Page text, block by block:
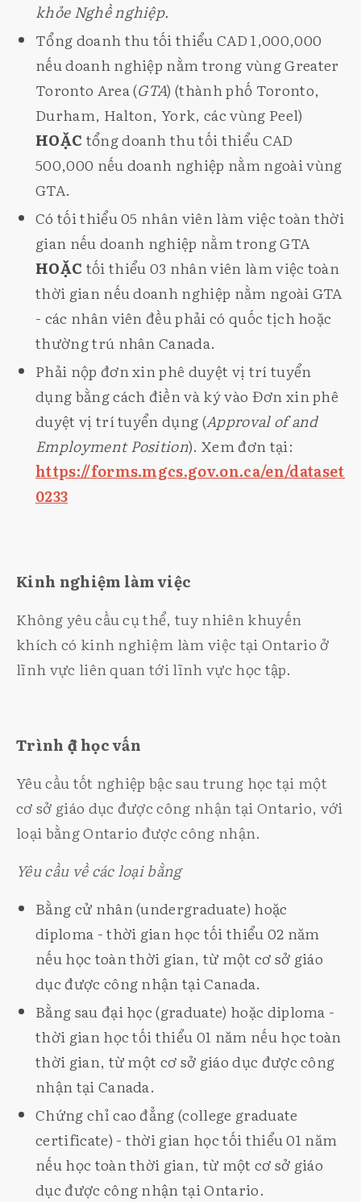
khỏe Nghề nghiệp.
Tổng doanh thu tối thiểu CAD 1,000,000
nếu doanh nghiệp nằm trong vùng Greater
Toronto Area (GTA) (thành phố Toronto,
Durham, Halton, York, các vùng Peel)
HOẶC tổng doanh thu tối thiểu CAD
500,000 nếu doanh nghiệp nằm ngoài vùng
GTA.
Có tối thiểu 05 nhân viên làm việc toàn thời
gian nếu doanh nghiệp nằm trong GTA
HOẶC tối thiểu 03 nhân viên làm việc toàn
thời gian nếu doanh nghiệp nằm ngoài GTA
- các nhân viên đều phải có quốc tịch hoặc
thường trú nhân Canada.
Phải nộp đơn xin phê duyệt vị trí tuyển
dụng bằng cách điền và ký vào Đơn xin phê
duyệt vị trí tuyển dụng (Approval of and
Employment Position). Xem đơn tại:
https://forms.mgcs.gov.on.ca/en/dataset/
0233
Kinh nghiệm làm việc
Không yêu cầu cụ thể, tuy nhiên khuyến
khích có kinh nghiệm làm việc tại Ontario ở
lĩnh vực liên quan tới lĩnh vực học tập.
Trình độ học vấn
Yêu cầu tốt nghiệp bậc sau trung học tại một
cơ sở giáo dục được công nhận tại Ontario, với
loại bằng Ontario được công nhận.
Yêu cầu về các loại bằng
Bằng cử nhân (undergraduate) hoặc
diploma - thời gian học tối thiểu 02 năm
nếu học toàn thời gian, từ một cơ sở giáo
dục được công nhận tại Canada.
Bằng sau đại học (graduate) hoặc diploma -
thời gian học tối thiểu 01 năm nếu học toàn
thời gian, từ một cơ sở giáo dục được công
nhận tại Canada.
Chứng chỉ cao đẳng (college graduate
certificate) - thời gian học tối thiểu 01 năm
nếu học toàn thời gian, từ một cơ sở giáo
dục được công nhận tại Ontario.